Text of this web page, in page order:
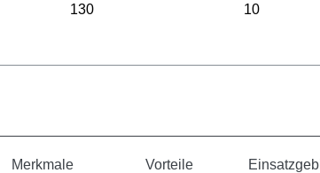
130 10
Merkmale Vorteile